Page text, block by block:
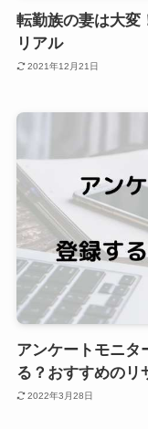
転勤族の妻は大変
リアル
2021年12月21日
アンケートモニタ
る？おすすめのリ
2022年3月28日